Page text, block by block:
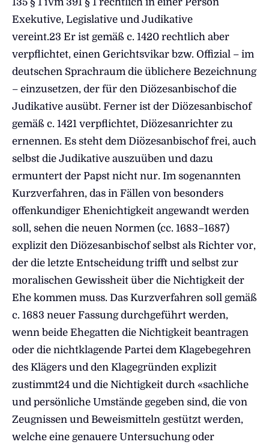
Exekutive, Legislative und Judikative
vereint.23 Er ist gemäß c. 1420 rechtlich aber
verpflichtet, einen Gerichtsvikar bzw. Offizial – im
deutschen Sprachraum die üblichere Bezeichnung
– einzusetzen, der für den Diözesanbischof die
Judikative ausübt. Ferner ist der Diözesanbischof
gemäß c. 1421 verpflichtet, Diözesanrichter zu
ernennen. Es steht dem Diözesanbischof frei, auch
selbst die Judikative auszuüben und dazu
ermuntert der Papst nicht nur. Im sogenannten
Kurzverfahren, das in Fällen von besonders
offenkundiger Ehenichtigkeit angewandt werden
soll, sehen die neuen Normen (cc. 1683–1687)
explizit den Diözesanbischof selbst als Richter vor,
der die letzte Entscheidung trifft und selbst zur
moralischen Gewissheit über die Nichtigkeit der
Ehe kommen muss. Das Kurzverfahren soll gemäß
c. 1683 neuer Fassung durchgeführt werden,
wenn beide Ehegatten die Nichtigkeit beantragen
oder die nichtklagende Partei dem Klagebegehren
des Klägers und den Klagegründen explizit
zustimmt24 und die Nichtigkeit durch «sachliche
und persönliche Umstände gegeben sind, die von
Zeugnissen und Beweismitteln gestützt werden,
welche eine genauere Untersuchung oder